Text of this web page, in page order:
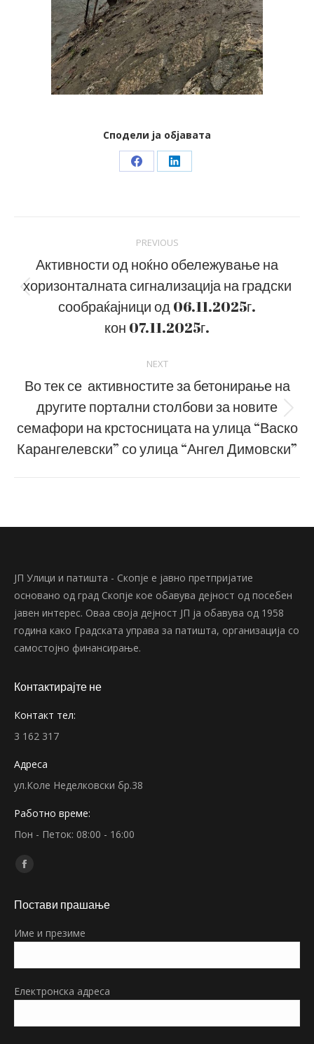
Сподели ја објавата
Share Share
navigation
PREVIOUS
Previous
post:
Активности од ноќно обележување на
хоризонталната сигнализација на градски
сообраќајници од 06.11.2025г.
кон 07.11.2025г.
NEXT
Next
post:
Во тек се активностите за бетонирање на
другите портални столбови за новите
семафори на крстосницата на улица “Васко
Карангелевски” со улица “Ангел Димовски”
ЈП Улици и патишта - Скопје е јавно претпријатие
основано од град Скопје кое обавува дејност од посебен
јавен интерес. Оваа своја дејност ЈП ја обавува од 1958
година како Градската управа за патишта, организација со
самостојно финансирање.
Контактирајте не
Контакт тел:
3 162 317
Адреса
ул.Коле Неделковски бр.38
Работно време:
Пон - Петок: 08:00 - 16:00
Find us on:
Facebook
opens
new
Постави прашање
Име и презиме
Електронска адреса